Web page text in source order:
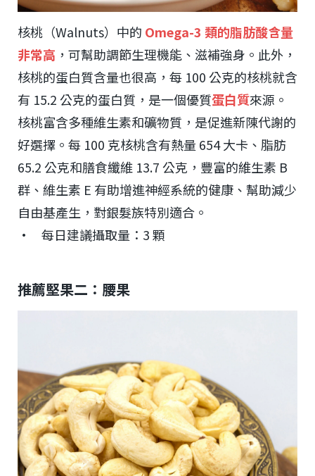
核桃（Walnuts）中的 Omega-3 類的脂肪酸含量
非常高 ，可幫助調節生理機能、滋補強身。此外，
核桃的蛋白質含量也很高，每 100 公克的核桃就含
有 15.2 公克的蛋白質，是一個優質蛋白質來源。
核桃富含多種維生素和礦物質，是促進新陳代謝的
好選擇。每 100 克核桃含有熱量 654 大卡、脂肪
65.2 公克和膳食纖維 13.7 公克，豐富的維生素 B
群、維生素 E 有助增進神經系統的健康、幫助減少
自由基產生，對銀髮族特別適合。
• 每日建議攝取量：3 顆
推薦堅果二：腰果